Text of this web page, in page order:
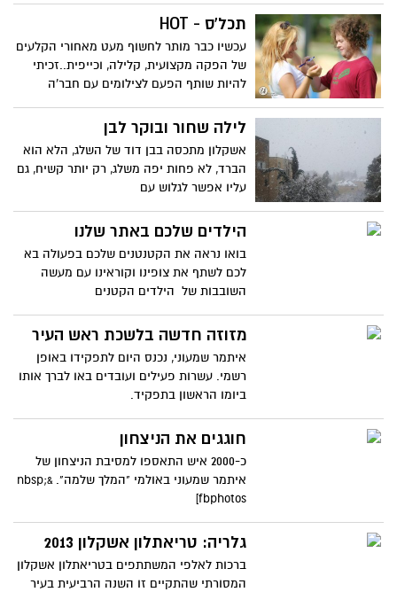
תכל'ס - HOT
עכשיו כבר מותר לחשוף מעט מאחורי הקלעים
של הפקה מקצועית, קלילה, וכייפית..זכיתי
להיות שותף הפעם לצילומים עם חבר'ה
גם להנות ממה שהם עושים הכי טוב שיש.
לילה שחור ובוקר לבן
אשקלון מתכסה בבן דוד של השלג, הלא הוא
הברד, לא פחות יפה משלג, רק יותר קשיח, גם
עליו אפשר לגלוש עם
הילדים שלכם באתר שלנו
בואו נראה את הקטנטנים שלכם בפעולה בא
לכם לשתף את צופינו וקוראינו עם מעשה
השובבות של הילדים הקטנים
מזוזה חדשה בלשכת ראש העיר
איתמר שמעוני, נכנס היום לתפקידו באופן
רשמי. עשרות פעילים ועובדים באו לברך אותו
ביומו הראשון בתפקיד.
חוגגים את הניצחון
כ-2000 איש התאספו למסיבת הניצחון של
איתמר שמעוני באולמי "המלך שלמה". &nbsp;
[fbphotos
גלריה: טריאתלון אשקלון 2013
ברכות לאלפי המשתתפים בטריאתלון אשקלון
המסורתי שהתקיים זו השנה הרביעית בעיר